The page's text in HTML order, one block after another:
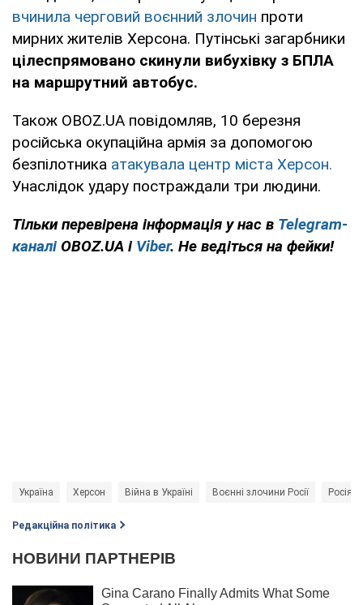
вчинила черговий воєнний злочин проти
мирних жителів Херсона. Путінські загарбники
цілеспрямовано скинули вибухівку з БПЛА
на маршрутний автобус.
Також OBOZ.UA повідомляв, 10 березня
російська окупаційна армія за допомогою
безпілотника атакувала центр міста Херсон.
Унаслідок удару постраждали три людини.
Тільки перевірена інформація у нас в Telegram-
каналі OBOZ.UA і Viber. Не ведіться на фейки!
Україна Херсон Війна в Україні Воєнні злочини Росії Росія -
Редакційна політика